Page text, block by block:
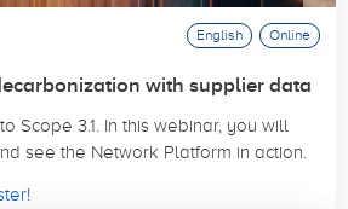
English Online
with supplier data
Scope 3.1. In this webinar, you will
see the Network Platform in action.